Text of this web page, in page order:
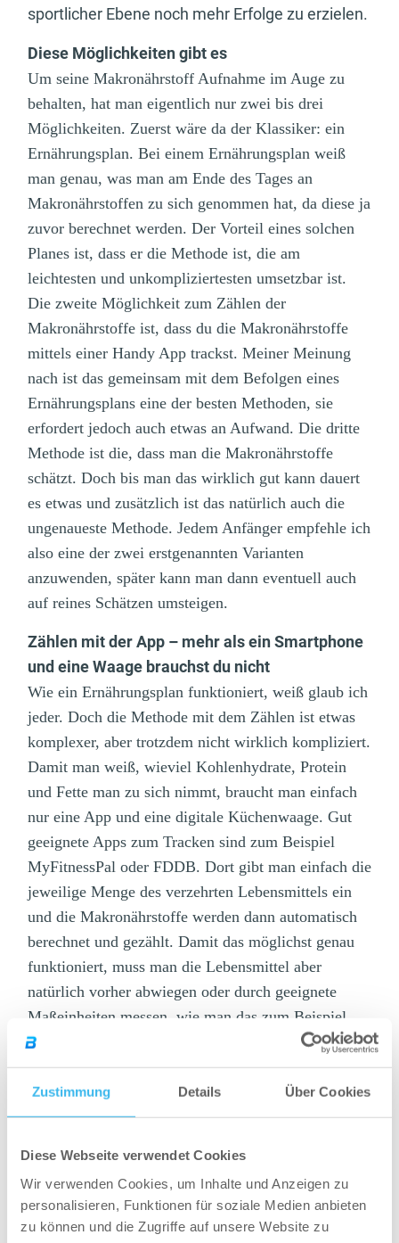
Zustimmung Details Über Cookies
Diese Webseite verwendet Cookies
Wir verwenden Cookies, um Inhalte und Anzeigen zu
personalisieren, Funktionen für soziale Medien anbieten
zu können und die Zugriffe auf unsere Website zu
sportlicher Ebene noch mehr Erfolge zu erzielen.
Diese Möglichkeiten gibt es
Um seine Makronährstoff Aufnahme im Auge zu
behalten, hat man eigentlich nur zwei bis drei
Möglichkeiten. Zuerst wäre da der Klassiker: ein
Ernährungsplan. Bei einem Ernährungsplan weiß
man genau, was man am Ende des Tages an
Makronährstoffen zu sich genommen hat, da diese ja
zuvor berechnet werden. Der Vorteil eines solchen
Planes ist, dass er die Methode ist, die am
leichtesten und unkompliziertesten umsetzbar ist.
Die zweite Möglichkeit zum Zählen der
Makronährstoffe ist, dass du die Makronährstoffe
mittels einer Handy App trackst. Meiner Meinung
nach ist das gemeinsam mit dem Befolgen eines
Ernährungsplans eine der besten Methoden, sie
erfordert jedoch auch etwas an Aufwand. Die dritte
Methode ist die, dass man die Makronährstoffe
schätzt. Doch bis man das wirklich gut kann dauert
es etwas und zusätzlich ist das natürlich auch die
ungenaueste Methode. Jedem Anfänger empfehle ich
also eine der zwei erstgenannten Varianten
anzuwenden, später kann man dann eventuell auch
auf reines Schätzen umsteigen.
Zählen mit der App – mehr als ein Smartphone
und eine Waage brauchst du nicht
Wie ein Ernährungsplan funktioniert, weiß glaub ich
jeder. Doch die Methode mit dem Zählen ist etwas
komplexer, aber trotzdem nicht wirklich kompliziert.
Damit man weiß, wieviel Kohlenhydrate, Protein
und Fette man zu sich nimmt, braucht man einfach
nur eine App und eine digitale Küchenwaage. Gut
geeignete Apps zum Tracken sind zum Beispiel
MyFitnessPal oder FDDB. Dort gibt man einfach die
jeweilige Menge des verzehrten Lebensmittels ein
und die Makronährstoffe werden dann automatisch
berechnet und gezählt. Damit das möglichst genau
funktioniert, muss man die Lebensmittel aber
natürlich vorher abwiegen oder durch geeignete
Maßeinheiten messen, wie man das zum Beispiel
beim Proteinpulver mit Hilfe des Scoops macht.
Somit ist man relativ flexibel was die
Lebensmittelauswahl angeht, muss aber natürlich
jeden Tag alles abwiegen bzw. messen und dann in
Ernährungsplans eines der effektivsten Dinge, die
man in Sachen Fitness Ernährung so machen kann